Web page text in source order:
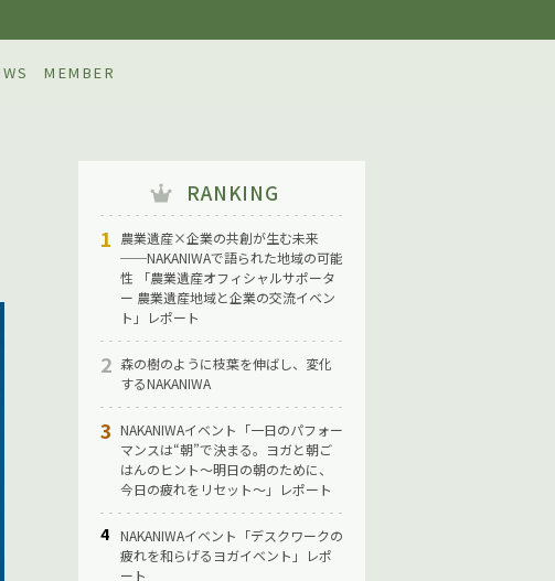
MEMBER
RANKING
農業遺産×企業の共創が生む未来
──NAKANIWAで語られた地域の可能
性 「農業遺産オフィシャルサポータ
ー 農業遺産地域と企業の交流イベン
ト」レポート
森の樹のように枝葉を伸ばし、変化
するNAKANIWA
NAKANIWAイベント「一日のパフォー
マンスは“朝”で決まる。ヨガと朝ご
はんのヒント〜明日の朝のために、
今日の疲れをリセット〜」レポート
NAKANIWAイベント「デスクワークの
疲れを和らげるヨガイベント」レポ
ート